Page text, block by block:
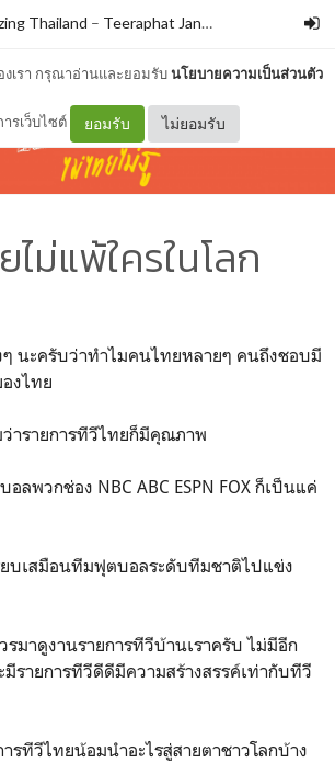
งเรา กรุณาอ่านและยอมรับนโยบายความเป็นส่วนตัว
รเว็บไซต์ ยอมรับ ไม่ยอมรับ
Thailand – Teeraphat Janejai
ไม่แพ้ใครในโลก
ๆ นะครับว่าทำไมคนไทยหลายๆ คนถึงชอบมี
งไทย
ว่ารายการทีวีไทยก็มีคุณภาพ
ลพวกช่อง NBC ABC ESPN FOX ก็เป็นแค่
ยบเสมือนทีมฟุตบอลระดับทีมชาติไปแข่ง
มาดูงานรายการทีวีบ้านเราครับ ไม่มีอีก
รายการทีวีดีดีมีความสร้างสรรค์เท่ากับทีวี
รทีวีไทยน้อมนำอะไรสู่สายตาชาวโลกบ้าง